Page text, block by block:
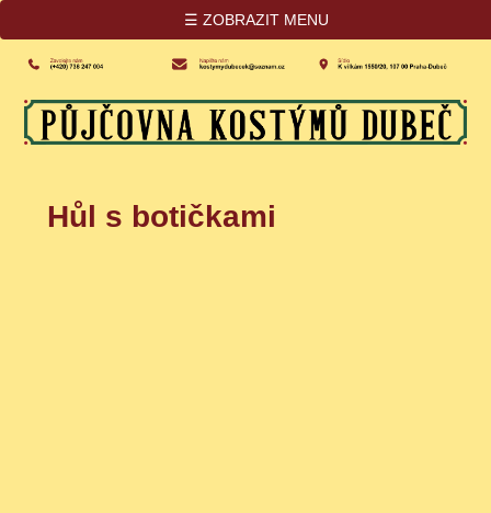
☰ ZOBRAZIT MENU
Hůl s botičkami